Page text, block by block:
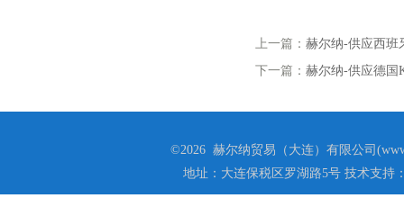
上一篇： 赫尔纳-供应西班
下一篇： 赫尔纳-供应德国
©2026 赫尔纳贸易（大连）有限公司
地址：大连保税区罗湖路5号 技术支持